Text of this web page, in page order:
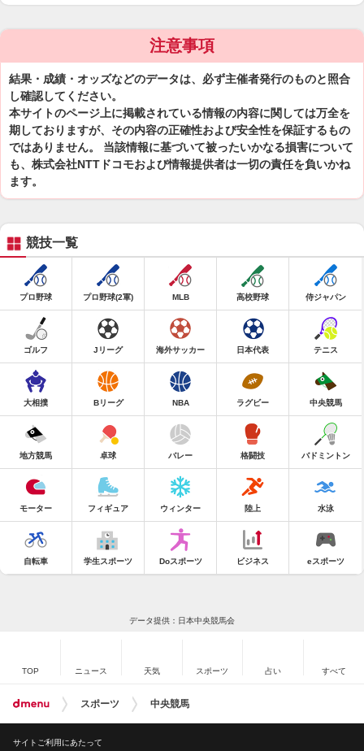
注意事項
結果・成績・オッズなどのデータは、必ず主催者発行のものと照合
し確認してください。
本サイトのページ上に掲載されている情報の内容に関しては万全を
期しておりますが、その内容の正確性および安全性を保証するもの
ではありません。 当該情報に基づいて被ったいかなる損害について
も、株式会社NTTドコモおよび情報提供者は一切の責任を負いかね
ます。
競技一覧
プロ野球 プロ野球(2軍) MLB 高校野球 侍ジャパン
ゴルフ Jリーグ 海外サッカー 日本代表 テニス
大相撲 Bリーグ NBA ラグビー 中央競馬
地方競馬 卓球 バレー 格闘技 バドミントン
モーター フィギュア ウィンター 陸上 水泳
自転車 学生スポーツ Doスポーツ ビジネス eスポーツ
データ提供：日本中央競馬会
TOP ニュース 天気 スポーツ 占い すべて
スポーツ 中央競馬
サイトご利用にあたって